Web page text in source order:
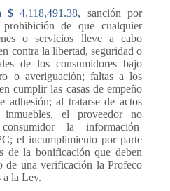
$ 4,118,491.38, sanción por
de que cualquier
o servicios lleve a cabo
contra la libertad, seguridad o
de los consumidores bajo
o averiguación; faltas a los
cumplir las casas de empeño
adhesión; al tratarse de actos
inmuebles, el proveedor no
la información
el incumplimiento por parte
de la bonificación que deben
de una verificación la Profeco
a la Ley.